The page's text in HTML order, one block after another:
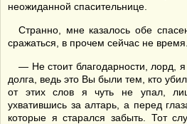
неожиданной спасительнице.
Странно, мне казалось обе
сражаться, в прочем сейчас не время.
— Не стоит благодарности, лорд,
долга, ведь это Вы были тем, кто
от этих слов я чуть не упал,
ухватившись за алтарь, а перед
которые я старался забыть. Тот